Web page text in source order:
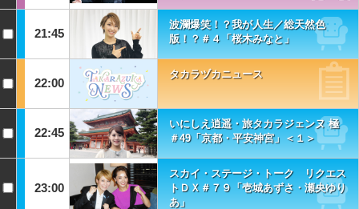
21:45
波瀾爆笑！？我が人生／総天然色
版！？＃４「桜木みなと」
22:00
タカラヅカニュース
22:45
いにしえ逍遥・旅タカラジェンヌ 極
＃49「京都・平安神宮」＜１＞
23:00
スカイ・ステージ・トーク リクエス
トＤＸ＃７９「壱城あずさ・瀬央ゆり
あ」